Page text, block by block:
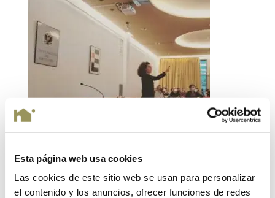
Esta página web usa cookies
Las cookies de este sitio web se usan para personalizar
el contenido y los anuncios, ofrecer funciones de redes